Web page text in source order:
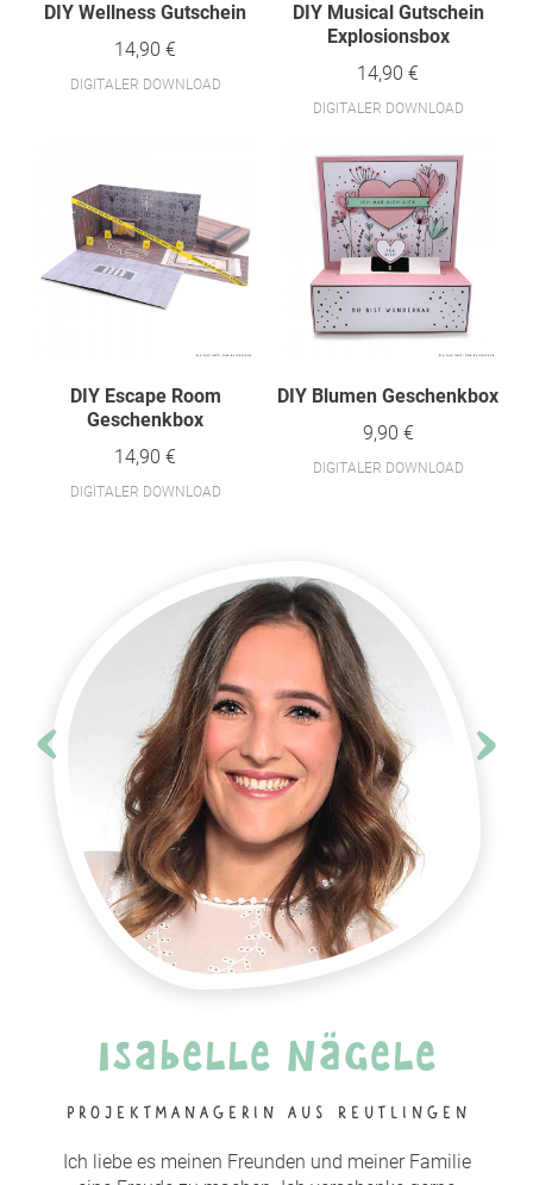
DIY Wellness Gutschein
14,90 €
DIGITALER DOWNLOAD
DIY Musical Gutschein
Explosionsbox
14,90 €
DIGITALER DOWNLOAD
DIY Escape Room
Geschenkbox
14,90 €
DIGITALER DOWNLOAD
DIY Blumen Geschenkbox
9,90 €
DIGITALER DOWNLOAD
Isabelle Nägele
Projektmanagerin aus Reutlingen
Ich liebe es meinen Freunden und meiner Familie